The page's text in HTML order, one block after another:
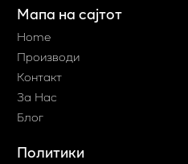
Мапа на сајтот
Home
Производи
Контакт
За Нас
Блог
Политики